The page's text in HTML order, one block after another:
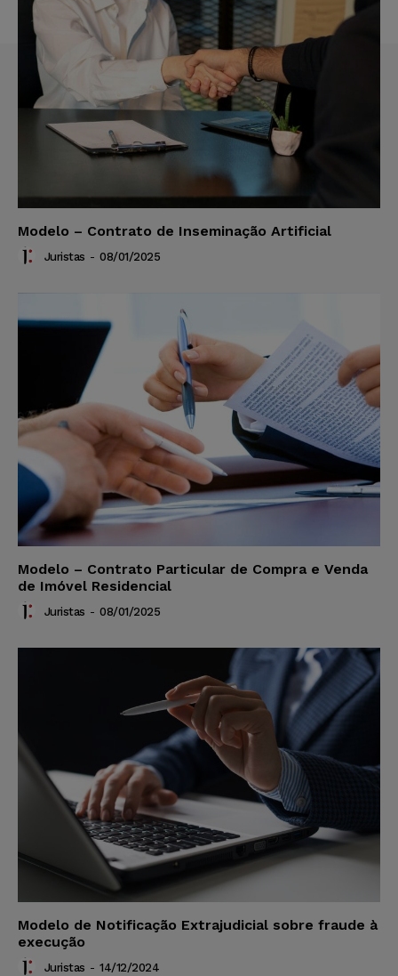
Modelo – Contrato de Inseminação Artificial
Juristas - 08/01/2025
Modelo – Contrato Particular de Compra e Venda
de Imóvel Residencial
Juristas - 08/01/2025
Modelo de Notificação Extrajudicial sobre fraude à
execução
Juristas - 14/12/2024